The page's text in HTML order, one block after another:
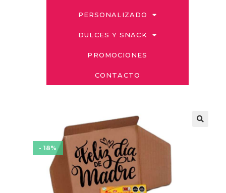
PERSONALIZADO
DULCES Y SNACK
PROMOCIONES
CONTACTO
- 18%